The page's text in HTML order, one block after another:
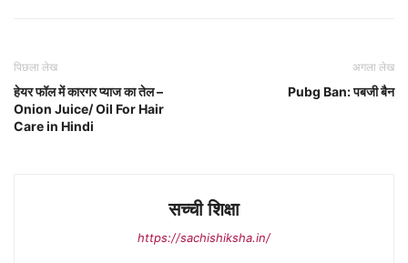
पिछला लेख
हेयर फॉल में कारगर प्याज का तेल –
Onion Juice/ Oil For Hair
Care in Hindi
अगला लेख
Pubg Ban: पबजी बैन
सच्ची शिक्षा
https://sachishiksha.in/